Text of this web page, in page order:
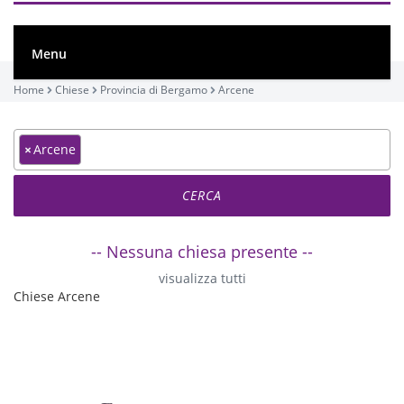
Menu
Home Chiese Provincia di Bergamo Arcene
×Arcene
-- Nessuna chiesa presente --
visualizza tutti
Chiese Arcene